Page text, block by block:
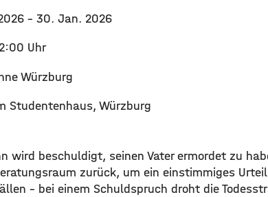
– 30. Jan. 2026
Uhr
Würzburg
Studentenhaus, Würzburg
wird beschuldigt, seinen Vater ermordet zu
zurück, um ein einstimmiges
– bei einem Schuldspruch droht die